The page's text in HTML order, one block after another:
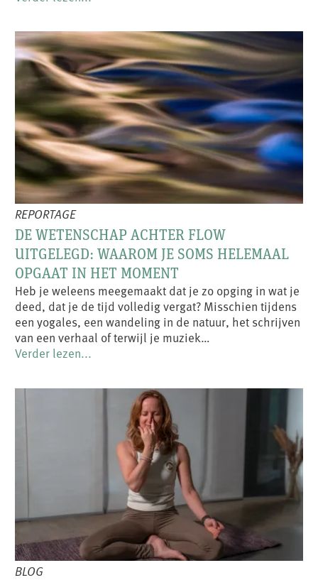
REPORTAGE
DE WETENSCHAP ACHTER FLOW
UITGELEGD: WAAROM JE SOMS HELEMAAL
OPGAAT IN HET MOMENT
Heb je weleens meegemaakt dat je zo opging in wat je
deed, dat je de tijd volledig vergat? Misschien tijdens
een yogales, een wandeling in de natuur, het schrijven
van een verhaal of terwijl je muziek…
Verder lezen...
BLOG